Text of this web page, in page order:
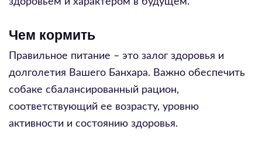
Чем кормить
Правильное питание – это залог здоровья и
долголетия Вашего Банхара. Важно обеспечить
собаке сбалансированный рацион,
соответствующий ее возрасту, уровню
активности и состоянию здоровья.